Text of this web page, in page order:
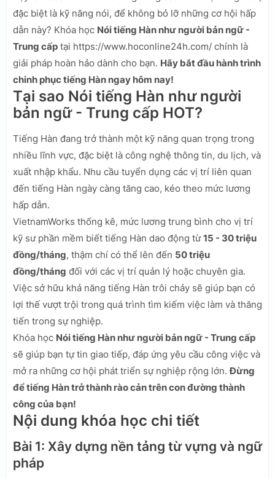
đặc biệt là kỹ năng nói, để không bỏ lỡ những cơ hội hấp
dẫn này? Khóa học Nói tiếng Hàn như người bản ngữ -
Trung cấp tại https://www.hoconline24h.com/ chính là
giải pháp hoàn hảo dành cho bạn. Hãy bắt đầu hành trình
chinh phục tiếng Hàn ngay hôm nay!
Tại sao Nói tiếng Hàn như người
bản ngữ - Trung cấp HOT?
Tiếng Hàn đang trở thành một kỹ năng quan trọng trong
nhiều lĩnh vực, đặc biệt là công nghệ thông tin, du lịch, và
xuất nhập khẩu. Nhu cầu tuyển dụng các vị trí liên quan
đến tiếng Hàn ngày càng tăng cao, kéo theo mức lương
hấp dẫn.
VietnamWorks thống kê, mức lương trung bình cho vị trí
kỹ sư phần mềm biết tiếng Hàn dao động từ15 - 30 triệu
đồng/tháng, thậm chí có thể lên đến 50 triệu
đồng/tháng đối với các vị trí quản lý hoặc chuyên gia.
Việc sở hữu khả năng tiếng Hàn trôi chảy sẽ giúp bạn có
lợi thế vượt trội trong quá trình tìm kiếm việc làm và thăng
tiến trong sự nghiệp.
Khóa học Nói tiếng Hàn như người bản ngữ - Trung cấp
sẽ giúp bạn tự tin giao tiếp, đáp ứng yêu cầu công việc và
mở ra những cơ hội phát triển sự nghiệp rộng lớn.Đừng
để tiếng Hàn trở thành rào cản trên con đường thành
công của bạn!
Nội dung khóa học chi tiết
Bài 1: Xây dựng nền tảng từ vựng và ngữ
pháp